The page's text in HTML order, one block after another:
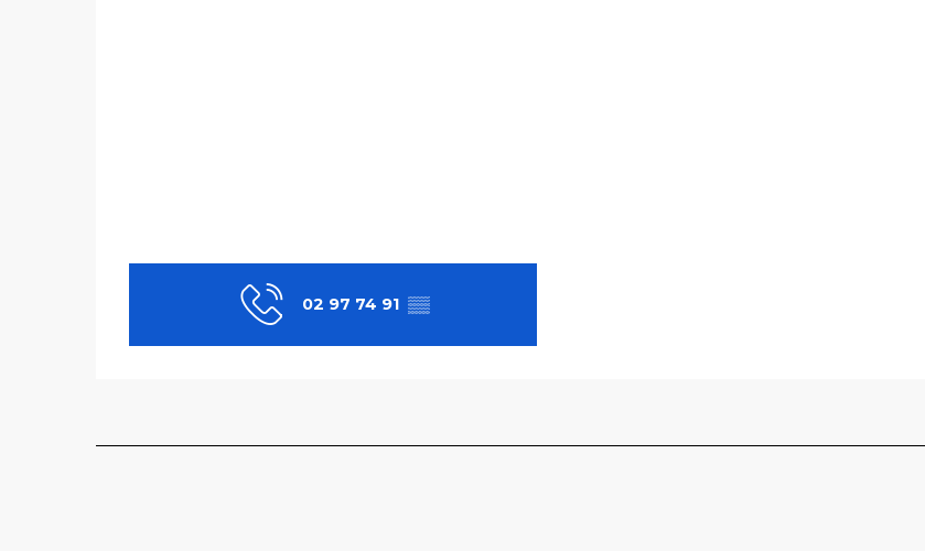
02 97 74 91 ▒▒